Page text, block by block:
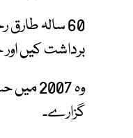
60 سالہ
برداشت کیں
گزارے۔